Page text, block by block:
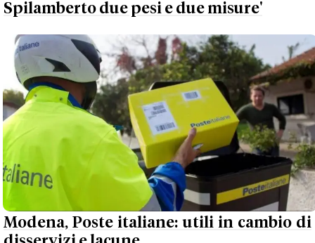
Spilamberto due pesi e due misure'
Modena, Poste italiane: utili in cambio di